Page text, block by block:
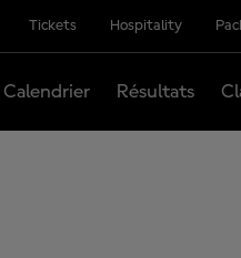
Tickets Hospitality
Calendrier Résultats